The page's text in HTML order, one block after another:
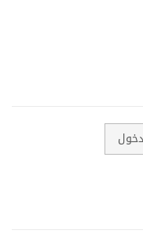
دخول